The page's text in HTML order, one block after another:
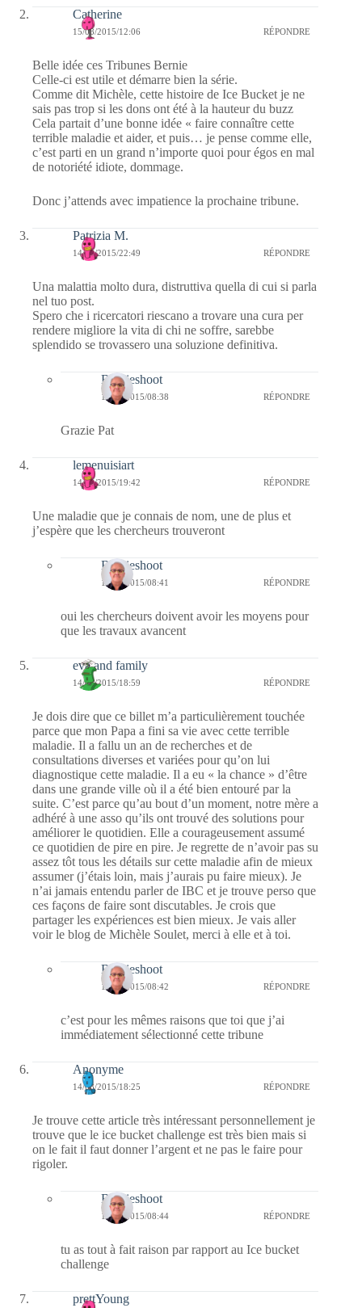
Catherine
15/08/2015/12:06 RÉPONDRE
Belle idée ces Tribunes Bernie
Celle-ci est utile et démarre bien la série.
Comme dit Michèle, cette histoire de Ice Bucket je ne
sais pas trop si les dons ont été à la hauteur du buzz
Cela partait d’une bonne idée « faire connaître cette
terrible maladie et aider, et puis… je pense comme elle,
c’est parti en un grand n’importe quoi pour égos en mal
de notoriété idiote, dommage.
Donc j’attends avec impatience la prochaine tribune.
Patrizia M.
14/08/2015/22:49 RÉPONDRE
Una malattia molto dura, distruttiva quella di cui si parla
nel tuo post.
Spero che i ricercatori riescano a trovare una cura per
rendere migliore la vita di chi ne soffre, sarebbe
splendido se trovassero una soluzione definitiva.
Bernieshoot
15/08/2015/08:38 RÉPONDRE
Grazie Pat
lemenuisiart
14/08/2015/19:42 RÉPONDRE
Une maladie que je connais de nom, une de plus et
j’espère que les chercheurs trouveront
Bernieshoot
15/08/2015/08:41 RÉPONDRE
oui les chercheurs doivent avoir les moyens pour
que les travaux avancent
eva and family
14/08/2015/18:59 RÉPONDRE
Je dois dire que ce billet m’a particulièrement touchée
parce que mon Papa a fini sa vie avec cette terrible
maladie. Il a fallu un an de recherches et de
consultations diverses et variées pour qu’on lui
diagnostique cette maladie. Il a eu « la chance » d’être
dans une grande ville où il a été bien entouré par la
suite. C’est parce qu’au bout d’un moment, notre mère a
adhéré à une asso qu’ils ont trouvé des solutions pour
améliorer le quotidien. Elle a courageusement assumé
ce quotidien de pire en pire. Je regrette de n’avoir pas su
assez tôt tous les détails sur cette maladie afin de mieux
assumer (j’étais loin, mais j’aurais pu faire mieux). Je
n’ai jamais entendu parler de IBC et je trouve perso que
ces façons de faire sont discutables. Je crois que
partager les expériences est bien mieux. Je vais aller
voir le blog de Michèle Soulet, merci à elle et à toi.
Bernieshoot
15/08/2015/08:42 RÉPONDRE
c’est pour les mêmes raisons que toi que j’ai
immédiatement sélectionné cette tribune
Anonyme
14/08/2015/18:25 RÉPONDRE
Je trouve cette article très intéressant personnellement je
trouve que le ice bucket challenge est très bien mais si
on le fait il faut donner l’argent et ne pas le faire pour
rigoler.
Bernieshoot
15/08/2015/08:44 RÉPONDRE
tu as tout à fait raison par rapport au Ice bucket
challenge
prettYoung